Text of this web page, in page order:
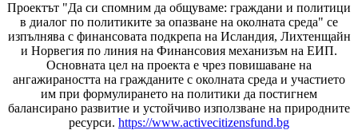
Проектът "Да си спомним да общуваме: граждани и политици
в диалог по политиките за опазване на околната среда" се
изпълнява с финансовата подкрепа на Исландия, Лихтенщайн
и Норвегия по линия на Финансовия механизъм на ЕИП.
Основната цел на проекта е чрез повишаване на
ангажираността на гражданите с околната среда и участието
им при формулирането на политики да постигнем
балансирано развитие и устойчиво използване на природните
ресурси. https://www.activecitizensfund.bg